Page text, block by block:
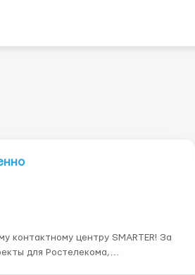
контактному центру SMARTER! За
для Ростелекома,